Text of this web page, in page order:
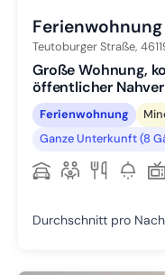
Teutoburger Straße,
Große Wohnung,
öffentlicher
Ferienwohnung
Ganze Unterkunft (8
Durchschnitt pro